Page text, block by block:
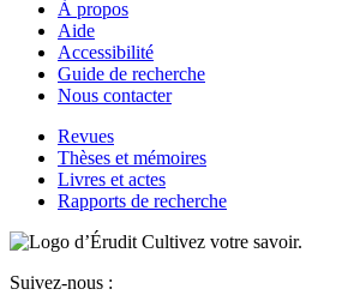
À propos
Aide
Accessibilité
Guide de recherche
Nous contacter
Revues
Thèses et mémoires
Livres et actes
Rapports de recherche
Cultivez votre savoir.
Suivez-nous :